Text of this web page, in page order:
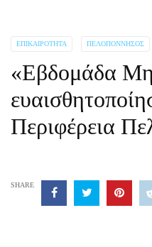
ΕΠΙΚΑΙΡΌΤΗΤΑ ΠΕΛΟΠΌΝΝΗΣΟΣ
«Εβδομάδα
Περιφέρεια
SHARE